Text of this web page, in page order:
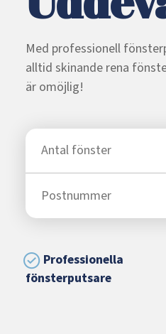
Med professionell
alltid skinande rena
är omöjlig!
Professionella
fönsterputsare